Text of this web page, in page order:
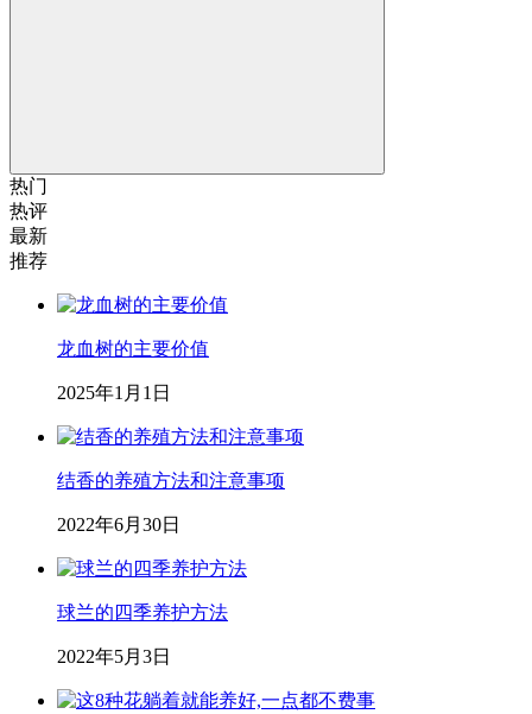
热门
热评
最新
推荐
龙血树的主要价值
2025年1月1日
结香的养殖方法和注意事项
2022年6月30日
球兰的四季养护方法
2022年5月3日